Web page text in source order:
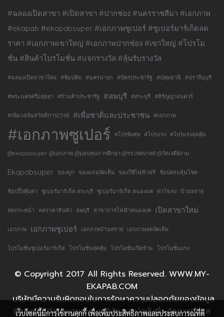
#ฉลองเปิดสาขา #เปิดสาขา #ปากช่อง #นครราชสีมา #เอกภาพ
#ekapab #ekapabsuper #เอกภาพซูเปอร์ #ซูเปอร์มาร์เก็ตลด
ราคา #เอกภาพเขาใหญ่ #เอกภาพปากช่อง #เขาใหญ่ #โปรโม
ชั่น #สินค้าโปรโมชั่น #แจกรางวัล #ลุ้นรับรางวัล
#ฉลองเปิดสาขาใหม่ #ช้อปคุ้ม #นครนายก #บัตรประชารัฐ #ปทุมธานี #ปราจีนบุรี
#พระนครศรีอยุธยา #ร้านค้าประชารัฐ #ลพบุรี #สระบุรี #สิรัญญาสแควร์
#เพิ่มวงเงินสวัสดิการ2568 #เพื่อชาติและประชาชน #เอกภาพ
#เอกภาพซูเปอร์ #โปรพิเศษ #โปรแรง #โปรแรงสุดคุ้ม
@ekapabsuper @เอกภาพ @มอบทุนการศึกษา @รร.เทศบาล8 @วัดเจดีย์งาม
Ekapabsuper ของถูก ของแถมจัดเต็ม ของใช้ไฟฟ้าฟรี ช้อปครบลุ้นโชค
ช้อปปิ้งคุ้มค่า ซูเปอร์มาร์เก็ต สระบุรี ซูเปอร์มาร์เก็ต หนองแค ท่าโขลง บ้านทราย
ลดกระหน่ำ ลดราคาสินค้า ลพบุรี สาขาการไฟฟ้าหนองแค เปิดสาขาใหม่
เอกภาพ เอกภาพซูเปอร์ เอกภาพบ้านทราย เอกภาพลดจัดเต็ม
โปรโมชั่นซูเปอร์มาร์เก็ต โปรโมชั่นสุดคุ้ม โปรโมชั่นเปิดร้าน โปรโมชั่นแรง
© Copyright 2017 All Rights Reserved. WWW.MY-
EKAPAB.COM
บริษัทมีความรับผิดชอบในการรักษาความปลอดภัยของข้อมูล
ที่อยู่ภายใต้ความดูแลของบริษัท และมุ่งมั่นที่จะจัดการข้อมูล
เว็บไซต์นี้มีการใช้งานคุกกี้ เพื่อเพิ่มประสิทธิภาพและประสบการณ์ที่ดี